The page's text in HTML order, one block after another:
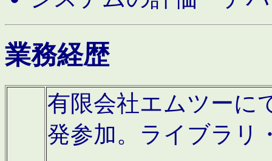
業務経歴
有限会社エムツーに
発参加。ライブラリ